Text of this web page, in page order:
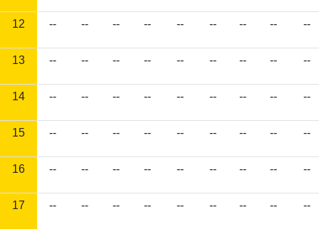
12 -- -- -- -- -- -- -- -- --
13 -- -- -- -- -- -- -- -- --
14 -- -- -- -- -- -- -- -- --
15 -- -- -- -- -- -- -- -- --
16 -- -- -- -- -- -- -- -- --
17 -- -- -- -- -- -- -- -- --